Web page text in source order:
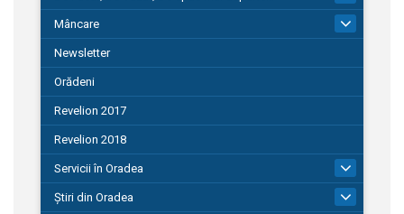
Mâncare
Newsletter
Orădeni
Revelion 2017
Revelion 2018
Servicii în Oradea
Știri din Oradea